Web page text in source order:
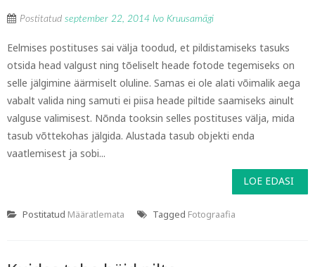
Postitatud september 22, 2014 Ivo Kruusamägi
Eelmises postituses sai välja toodud, et pildistamiseks tasuks
otsida head valgust ning tõeliselt heade fotode tegemiseks on
selle jälgimine äärmiselt oluline. Samas ei ole alati võimalik aega
vabalt valida ning samuti ei piisa heade piltide saamiseks ainult
valguse valimisest. Nõnda tooksin selles postituses välja, mida
tasub võttekohas jälgida. Alustada tasub objekti enda
vaatlemisest ja sobi...
LOE EDASI
Postitatud Määratlemata Tagged Fotograafia